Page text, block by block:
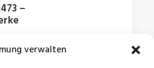
verwalten
–